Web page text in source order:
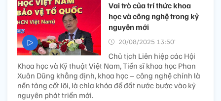
Vai trò của trí thức khoa
học và công nghệ trong kỷ
nguyên mới
20/08/2025 13:50’
Chủ tịch Liên hiệp các Hội
Khoa học và Kỹ thuật Việt Nam, Tiến sĩ khoa học Phan
Xuân Dũng khẳng định, khoa học – công nghệ chính là
nền tảng cốt lõi, là chìa khóa để đất nước bước vào kỷ
nguyên phát triển mới.